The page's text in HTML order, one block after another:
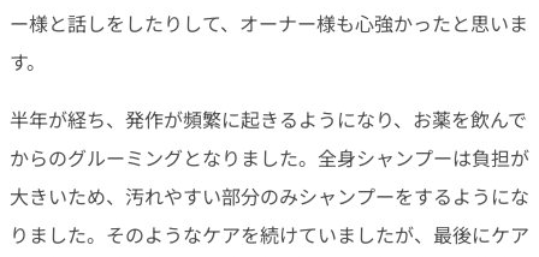
ー様と話しをしたりして、オーナー様も心強かったと思いま
す。
半年が経ち、発作が頻繁に起きるようになり、お薬を飲んで
からのグルーミングとなりました。全身シャンプーは負担が
大きいため、汚れやすい部分のみシャンプーをするようにな
りました。そのようなケアを続けていましたが、最後にケア